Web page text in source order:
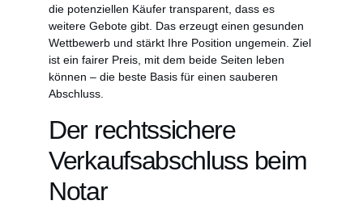
die potenziellen Käufer transparent, dass es
weitere Gebote gibt. Das erzeugt einen gesunden
Wettbewerb und stärkt Ihre Position ungemein. Ziel
ist ein fairer Preis, mit dem beide Seiten leben
können – die beste Basis für einen sauberen
Abschluss.
Der rechtssichere
Verkaufsabschluss beim
Notar